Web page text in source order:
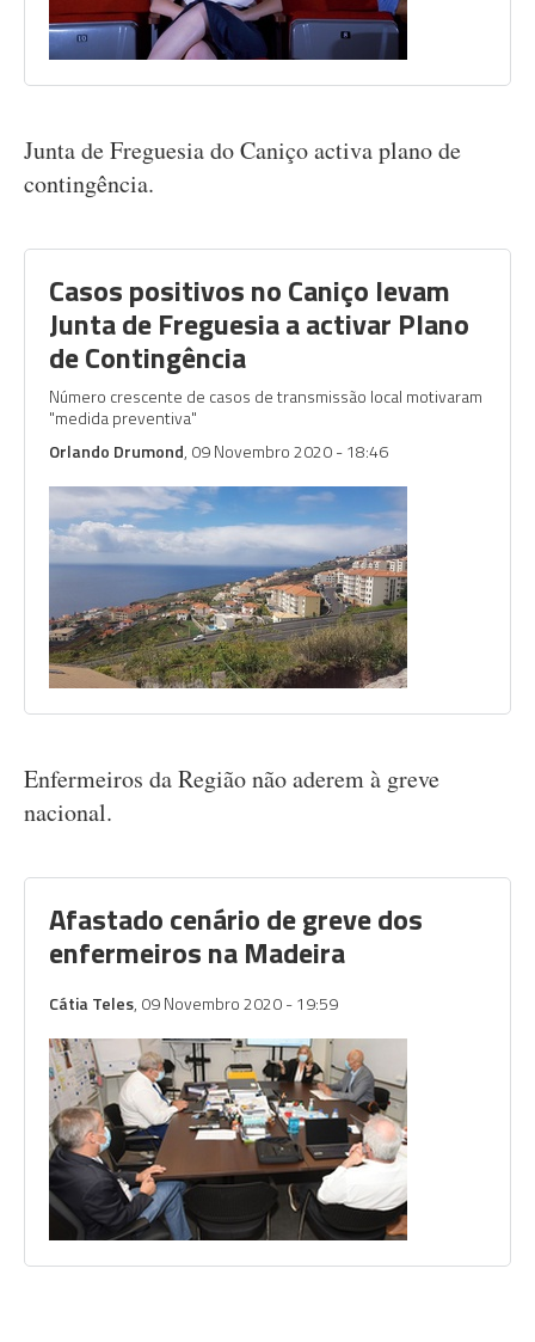
Junta de Freguesia do Caniço activa plano de
contingência.
Casos positivos no Caniço levam
Junta de Freguesia a activar Plano
de Contingência
Número crescente de casos de transmissão local motivaram
"medida preventiva"
Orlando Drumond, 09 Novembro 2020 - 18:46
Enfermeiros da Região não aderem à greve
nacional.
Afastado cenário de greve dos
enfermeiros na Madeira
Cátia Teles, 09 Novembro 2020 - 19:59